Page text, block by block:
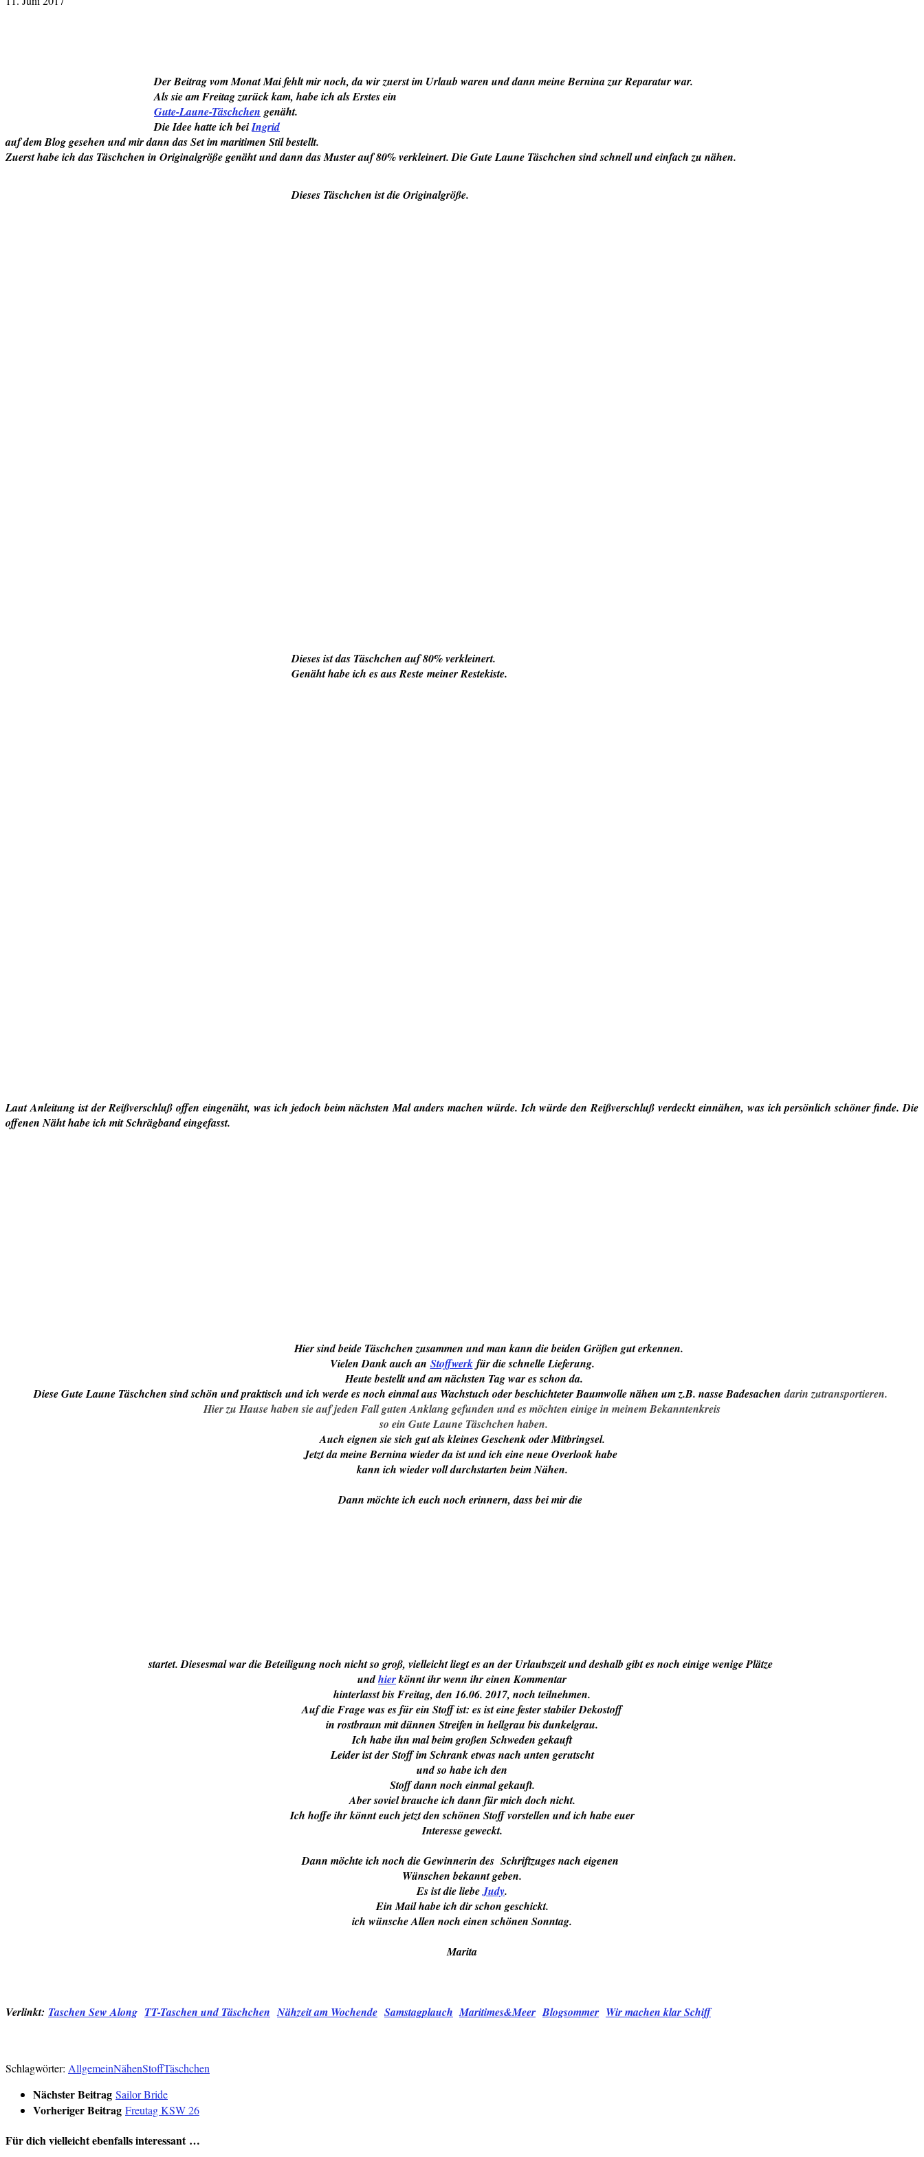
Der Beitrag vom Monat Mai fehlt mir noch, da wir zuerst im Urlaub waren und dann meine Bernina zur Reparatur war.
Als sie am Freitag zurück kam, habe ich als Erstes ein
Gute-Laune-Täschchen genäht.
Die Idee hatte ich beiIngrid
auf dem Blog gesehen und mir dann das Set im maritimen Stil bestellt.
Zuerst habe ich das Täschchen in Originalgröße genäht und dann das Muster auf 80% verkleinert. Die Gute Laune Täschchen sind schnell und einfach zu nähen.
Dieses Täschchen ist die Originalgröße.
Dieses ist das Täschchen auf 80% verkleinert.
Genäht habe ich es aus Reste meiner Restekiste.
Laut Anleitung ist der Reißverschluß offen eingenäht, was ich jedoch beim nächsten Mal anders machen würde. Ich würde den Reißverschluß verdeckt einnähen, was ich persönlich schöner finde. Die
offenen Näht habe ich mit Schrägband eingefasst.
Hier sind beide Täschchen zusammen und man kann die beiden Größen gut erkennen.
Vielen Dank auch an Stoffwerkfür die schnelle Lieferung.
Heute bestellt und am nächsten Tag war es schon da.
Diese Gute Laune Täschchen sind schön und praktisch und ich werde es noch einmal aus Wachstuch oder beschichteter Baumwolle nähen um z.B. nasse Badesachendarin zutransportieren.
Hier zu Hause haben sie auf jeden Fall guten Anklang gefunden und es möchten einige in meinem Bekanntenkreis
so ein Gute Laune Täschchen haben.
Auch eignen sie sich gut als kleines Geschenk oder Mitbringsel.
Jetzt da meine Bernina wieder da ist und ich eine neue Overlook habe
kann ich wieder voll durchstarten beim Nähen.
Dann möchte ich euch noch erinnern, dass bei mir die
startet. Diesesmal war die Beteiligung noch nicht so groß, vielleicht liegt es an der Urlaubszeit und deshalb gibt es noch einige wenige Plätze
undhierkönnt ihr wenn ihr einen Kommentar
hinterlasst bis Freitag, den 16.06. 2017, noch teilnehmen.
Auf die Frage was es für ein Stoff ist: es ist eine fester stabiler Dekostoff
in rostbraun mit dünnen Streifen in hellgrau bis dunkelgrau.
Ich habe ihn mal beim großen Schweden gekauft
Leider ist der Stoff im Schrank etwas nach unten gerutscht
und so habe ich den
Stoff dann noch einmal gekauft.
Aber soviel brauche ich dann für mich doch nicht.
Ich hoffe ihr könnt euch jetzt den schönen Stoff vorstellen und ich habe euer
Interesse geweckt.
Dann möchte ich noch die Gewinnerin des Schriftzuges nach eigenen
Wünschen bekannt geben.
Es ist die liebeJudy.
Ein Mail habe ich dir schon geschickt.
ich wünsche Allen noch einen schönen Sonntag.
Marita
Verlinkt: Taschen Sew Along TT-Taschen und Täschchen Nähzeit am Wochende Samstagplauch Maritimes&Meer Blogsommer Wir machen klar Schiff
Schlagwörter: AllgemeinNähenStoffTäschchen
Nächster Beitrag Sailor Bride
Vorheriger Beitrag Freutag KSW 26
Für dich vielleicht ebenfalls interessant …